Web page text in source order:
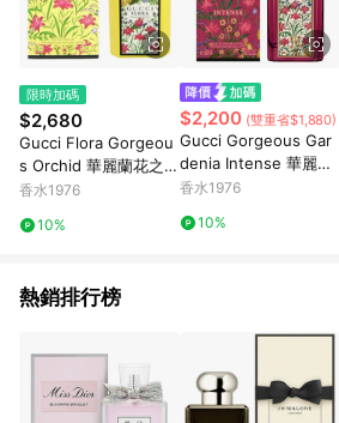
限時加碼
$2,680
Gucci Flora Gorgeou
s Orchid 華麗蘭花之約
女性淡香精
香水1976
10%
$2,200 (雙重省$1,880)
Gucci Gorgeous Gar
denia Intense 華麗梔
子花極致女性淡香精
香水1976
10%
熱銷排行榜